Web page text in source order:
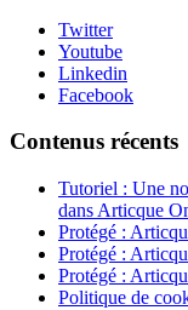
Twitter
Youtube
Linkedin
Facebook
Contenus récents
Tutoriel : Une
dans Articque
Protégé :
Protégé :
Protégé :
Politique de